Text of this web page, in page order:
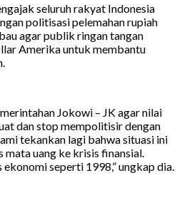
seluruh rakyat Indonesia
politisasi pelemahan rupiah
agar publik ringan tangan
Amerika untuk membantu
Jokowi – JK agar nilai
dan stop mempolitisir dengan
tekankan lagi bahwa situasi ini
mata uang ke krisis finansial.
seperti 1998,” ungkap dia.